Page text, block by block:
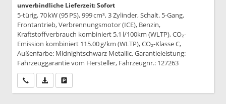
unverbindliche Lieferzeit: Sofort
5-türig, 70 kW (95 PS), 999 cm³, 3 Zylinder, Schalt. 5-Gang,
Frontantrieb, Verbrennungsmotor (ICE), Benzin,
Kraftstoffverbrauch kombiniert 5,1 l/100km (WLTP), CO₂-
Emission kombiniert 115.00 g/km (WLTP), CO₂-Klasse C,
Außenfarbe: Midnightschwarz Metallic, Garantieleistung:
Fahrzeuggarantie vom Hersteller, Fahrzeugnr.: 127263
Wir rufen Sie anPDF-Datei, Fahrzeugexposé drucken